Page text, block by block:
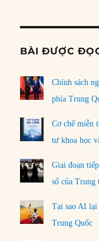
BÀI ĐƯỢC
Chính sách
phía Trung
Cơ chế miễn
tư khoa học
Giai đoạn
số của Trung
Tại sao AI
Trung Quốc